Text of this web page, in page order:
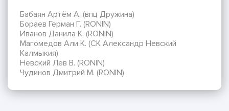
Бабаян Артём А. (впц Дружина)
Бораев Герман Г. (RONIN)
Иванов Данила К. (RONIN)
Магомедов Али К. (СК Александр Невский
Калмыкия)
Невский Лев В. (RONIN)
Чудинов Дмитрий М. (RONIN)